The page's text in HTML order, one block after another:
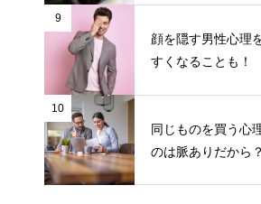
9
顔を隠す男性心理
すくなることも！
10
同じものを買う心
のは脈ありだから？